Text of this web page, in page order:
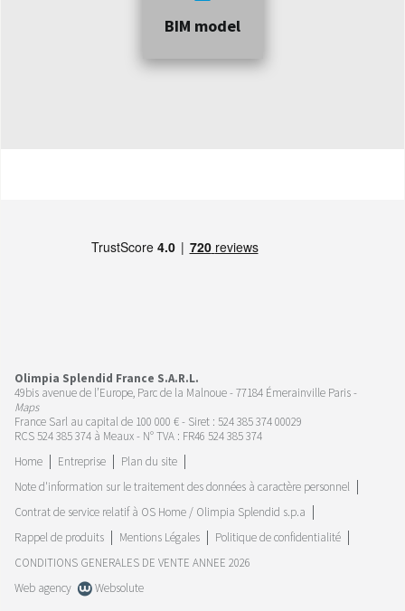
BIM model
Olimpia Splendid France S.A.R.L.
49bis avenue de l’Europe, Parc de la Malnoue - 77184 Émerainville Paris -
Maps
France Sarl au capital de 100 000 € - Siret : 524 385 374 00029
RCS 524 385 374 à Meaux - N° TVA : FR46 524 385 374
Home
Entreprise
Plan du site
Note d'information sur le traitement des données à caractère personnel
Contrat de service relatif à OS Home / Olimpia Splendid s.p.a
Rappel de produits
Mentions Légales
Politique de confidentialité
CONDITIONS GENERALES DE VENTE ANNEE 2026
Web agency
Websolute